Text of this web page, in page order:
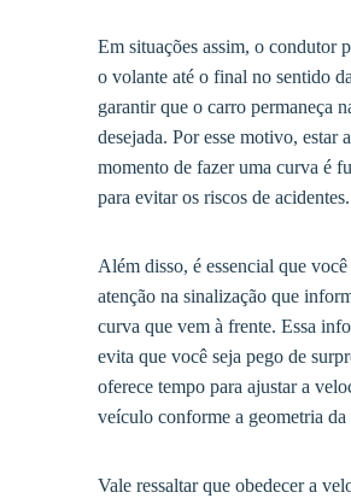
Em situações assim, o condutor
o volante até o final no sentido
garantir que o carro permaneça
desejada. Por esse motivo, estar
momento de fazer uma curva é
para evitar os riscos de acidentes.
Além disso, é essencial que você
atenção na sinalização que
curva que vem à frente. Essa
evita que você seja pego de
oferece tempo para ajustar a
veículo conforme a geometria da
Vale ressaltar que obedecer a